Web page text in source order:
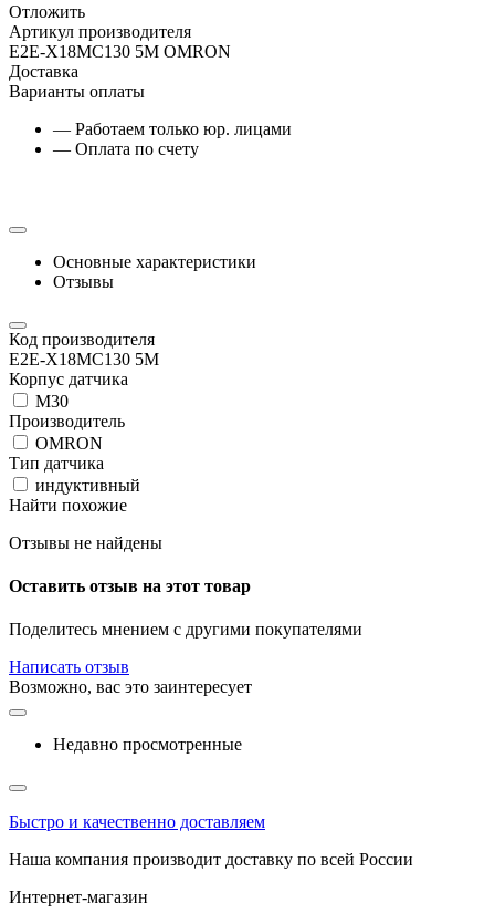
Отложить
Артикул производителя
E2E-X18MC130 5M OMRON
Доставка
Варианты оплаты
— Работаем только юр. лицами
— Оплата по счету
Основные характеристики
Отзывы
Код производителя
E2E-X18MC130 5M
Корпус датчика
М30
Производитель
OMRON
Тип датчика
индуктивный
Найти похожие
Отзывы не найдены
Оставить отзыв на этот товар
Поделитесь мнением с другими покупателями
Написать отзыв
Возможно, вас это заинтересует
Недавно просмотренные
Быстро и качественно доставляем
Наша компания производит доставку по всей России
Интернет-магазин